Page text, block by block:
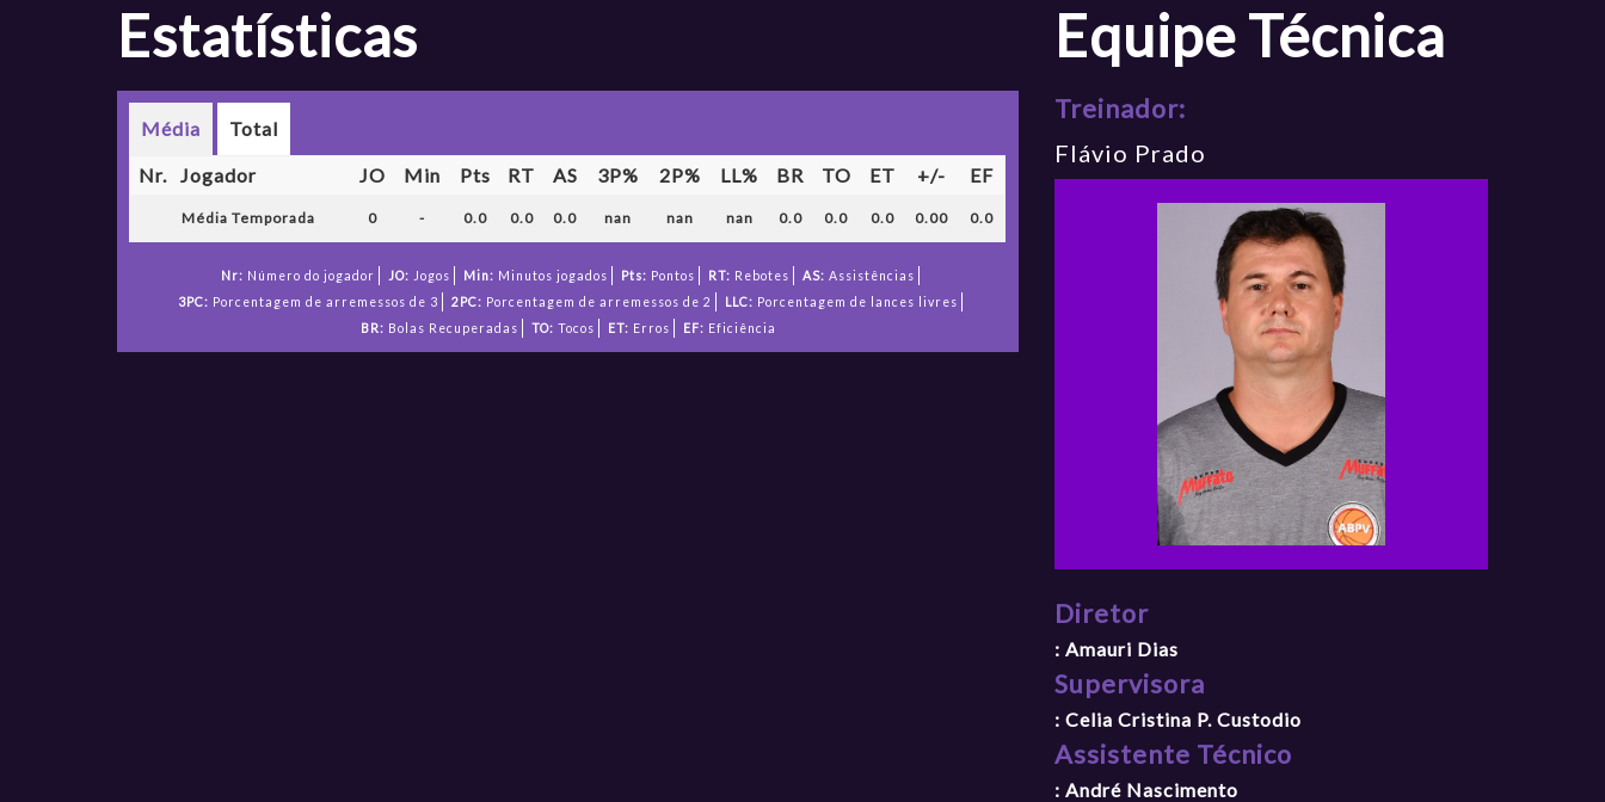
Estatísticas
Média Total
Nr. Jogador JO Min Pts RT AS 3P% 2P% LL% BR TO ET +/- EF
Média Temporada 0 - 0.0 0.0 0.0 nan nan nan 0.0 0.0 0.0 0.00 0.0
Nr: Número do jogador JO: Jogos Min: Minutos jogados Pts: Pontos RT: Rebotes AS: Assistências
3PC: Porcentagem de arremessos de 3 2PC: Porcentagem de arremessos de 2 LLC: Porcentagem de lances livres
BR: Bolas Recuperadas TO: Tocos ET: Erros EF: Eficiência
Equipe Técnica
Treinador:
Flávio Prado
Diretor
: Amauri Dias
Supervisora
: Celia Cristina P. Custodio
Assistente Técnico
: André Nascimento